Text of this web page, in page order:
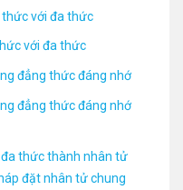
thức với đa thức
với đa thức
đẳng thức đáng nhớ
đẳng thức đáng nhớ
đa thức thành nhân tử
đặt nhân tử chung